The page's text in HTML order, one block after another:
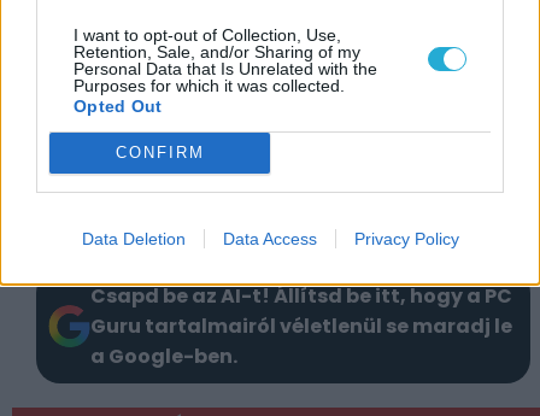
I want to opt-out of Collection, Use,
Retention, Sale, and/or Sharing of my
Personal Data that Is Unrelated with the
Purposes for which it was collected.
Opted Out
CONFIRM
Data Deletion Data Access Privacy Policy
A Pólus így nemcsak versenyhelyszínné,
hanem a hazai autós gaming kultúra egyik
új találkozópontjává is válhat a nyári
szezonban.
Szerző:Sziky
Dátum: 2026.05.29 12:00
Csapd be az AI-t! Állítsd be itt, hogy a PC
Guru tartalmairól véletlenül se maradj le
a Google-ben.